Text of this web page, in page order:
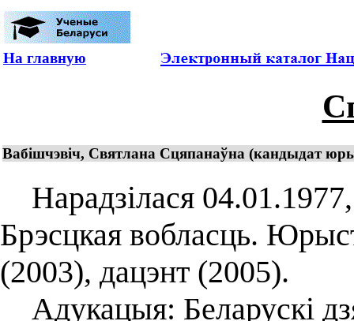
На главную
Вабішчэвіч, Святлана Сцяпанаўна (кандыдат
Нарадзілася
Брэсцкая вобласць.
(2003), дацэнт (2005).
Адукацыя: Беларускі